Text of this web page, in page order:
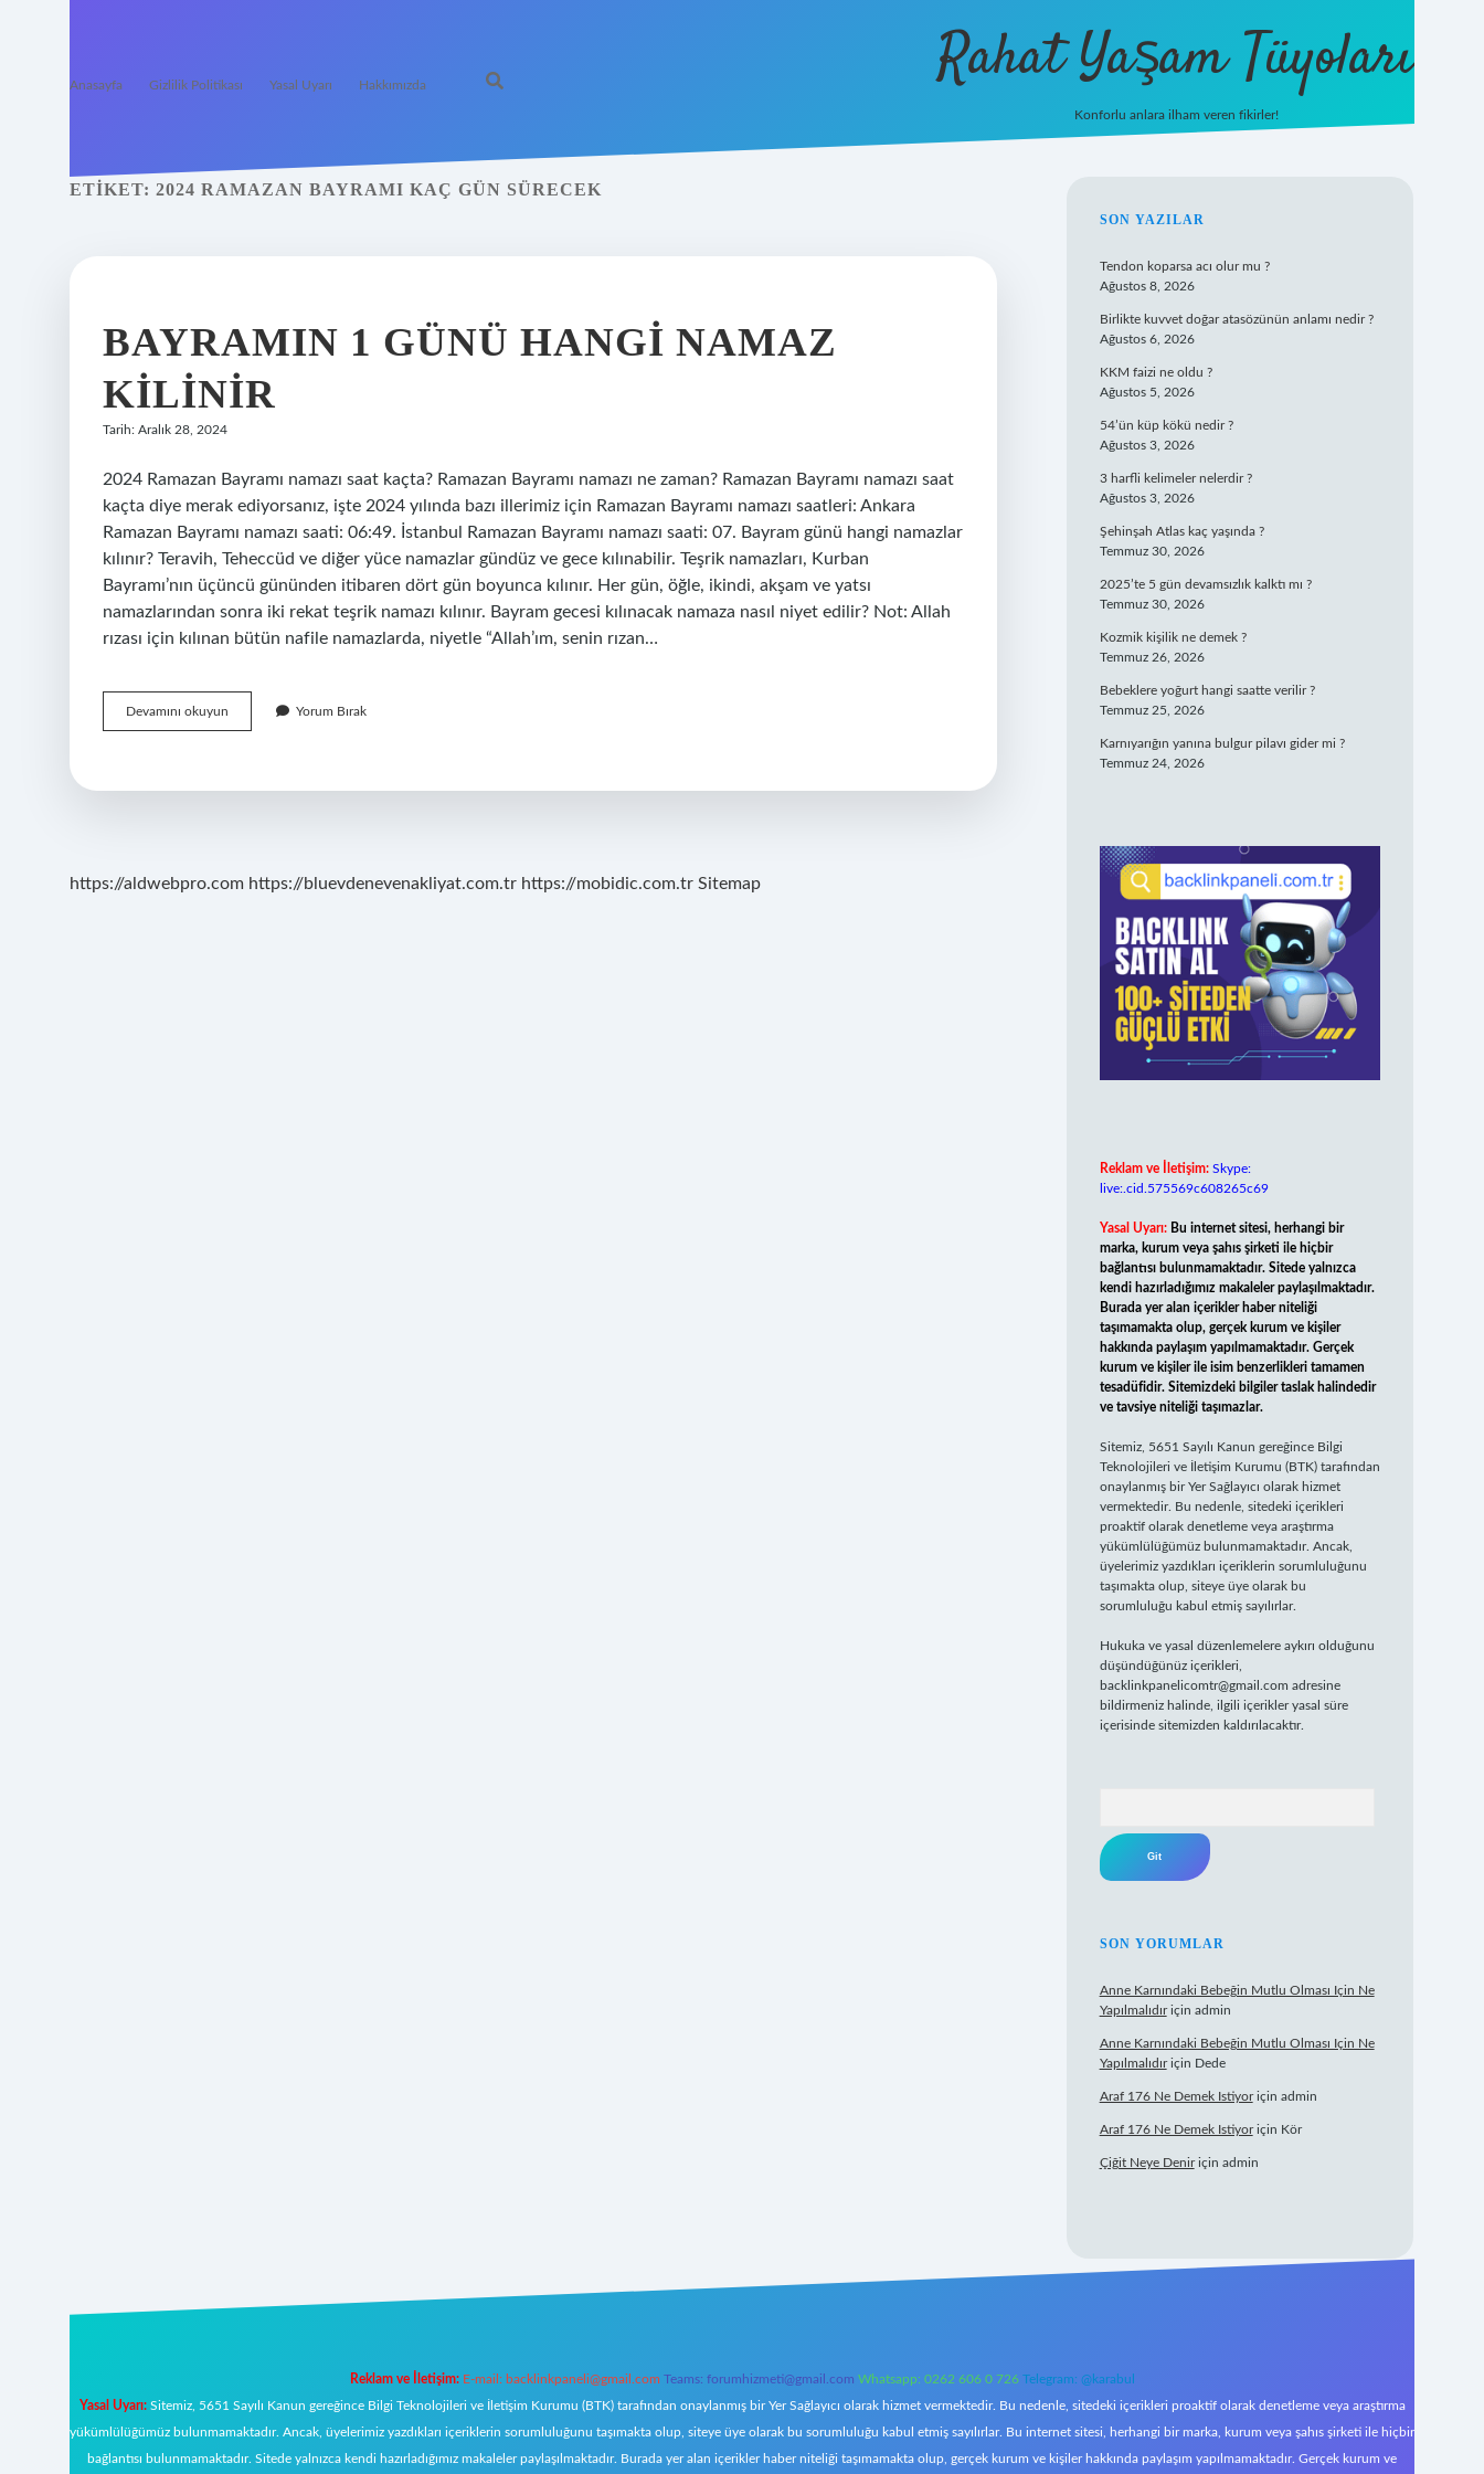
Anasayfa Gizlilik Politikası Yasal Uyarı Hakkımızda Rahat Yaşam Tüyoları
Konforlu anlara ilham veren fikirler!
ETIKET: 2024 RAMAZAN BAYRAMI KAÇ GÜN SÜRECEK
BAYRAMIN 1 GÜNÜ HANGI NAMAZ
KILINIR
Tarih: Aralık 28, 2024
2024 Ramazan Bayramı namazı saat kaçta? Ramazan Bayramı namazı ne zaman? Ramazan Bayramı namazı saat
kaçta diye merak ediyorsanız, işte 2024 yılında bazı illerimiz için Ramazan Bayramı namazı saatleri: Ankara
Ramazan Bayramı namazı saati: 06:49. İstanbul Ramazan Bayramı namazı saati: 07. Bayram günü hangi namazlar
kılınır? Teravih, Teheccüd ve diğer yüce namazlar gündüz ve gece kılınabilir. Teşrik namazları, Kurban
Bayramı’nın üçüncü gününden itibaren dört gün boyunca kılınır. Her gün, öğle, ikindi, akşam ve yatsı
namazlarından sonra iki rekat teşrik namazı kılınır. Bayram gecesi kılınacak namaza nasıl niyet edilir? Not: Allah
rızası için kılınan bütün nafile namazlarda, niyetle “Allah’ım, senin rızan…
Devamını okuyun Bayramın
1
Namaz
Yorum Bırak
https://aldwebpro.com https://bluevdenevenakliyat.com.tr https://mobidic.com.tr Sitemap
SIDEBAR
SON YAZILAR
Tendon koparsa acı olur mu ?
Ağustos 8, 2026
Birlikte kuvvet doğar atasözünün anlamı nedir ?
Ağustos 6, 2026
KKM faizi ne oldu ?
Ağustos 5, 2026
54’ün küp kökü nedir ?
Ağustos 3, 2026
3 harfli kelimeler nelerdir ?
Ağustos 3, 2026
Şehinşah Atlas kaç yaşında ?
Temmuz 30, 2026
2025’te 5 gün devamsızlık kalktı mı ?
Temmuz 30, 2026
Kozmik kişilik ne demek ?
Temmuz 26, 2026
Bebeklere yoğurt hangi saatte verilir ?
Temmuz 25, 2026
Karnıyarığın yanına bulgur pilavı gider mi ?
Temmuz 24, 2026
Reklam ve İletişim: Skype:
live:.cid.575569c608265c69
Yasal Uyarı: Bu internet sitesi, herhangi bir
marka, kurum veya şahıs şirketi ile hiçbir
bağlantısı bulunmamaktadır. Sitede yalnızca
kendi hazırladığımız makaleler paylaşılmaktadır.
Burada yer alan içerikler haber niteliği
taşımamakta olup, gerçek kurum ve kişiler
hakkında paylaşım yapılmamaktadır. Gerçek
kurum ve kişiler ile isim benzerlikleri tamamen
tesadüfidir. Sitemizdeki bilgiler taslak halindedir
ve tavsiye niteliği taşımazlar.
Sitemiz, 5651 Sayılı Kanun gereğince Bilgi
Teknolojileri ve İletişim Kurumu (BTK) tarafından
onaylanmış bir Yer Sağlayıcı olarak hizmet
vermektedir. Bu nedenle, sitedeki içerikleri
proaktif olarak denetleme veya araştırma
yükümlülüğümüz bulunmamaktadır. Ancak,
üyelerimiz yazdıkları içeriklerin sorumluluğunu
taşımakta olup, siteye üye olarak bu
sorumluluğu kabul etmiş sayılırlar.
Hukuka ve yasal düzenlemelere aykırı olduğunu
düşündüğünüz içerikleri,
backlinkpanelicomtr@gmail.com adresine
bildirmeniz halinde, ilgili içerikler yasal süre
içerisinde sitemizden kaldırılacaktır.
SON YORUMLAR
Anne Karnındaki Bebeğin Mutlu Olması Için Ne
Yapılmalıdıriçin admin
Anne Karnındaki Bebeğin Mutlu Olması Için Ne
Yapılmalıdıriçin Dede
Araf 176 Ne Demek Istiyoriçin admin
Araf 176 Ne Demek Istiyoriçin Kör
Çiğit Neye Deniriçin admin
Reklam ve İletişim: E-mail: backlinkpaneli@gmail.com Teams: forumhizmeti@gmail.com Whatsapp: 0262 606 0 726 Telegram: @karabul
Yasal Uyarı:Sitemiz, 5651 Sayılı Kanun gereğince Bilgi Teknolojileri ve İletişim Kurumu (BTK) tarafından onaylanmış bir Yer Sağlayıcı olarak hizmet vermektedir. Bu nedenle, sitedeki içerikleri proaktif olarak denetleme veya araştırma
yükümlülüğümüz bulunmamaktadır. Ancak, üyelerimiz yazdıkları içeriklerin sorumluluğunu taşımakta olup, siteye üye olarak bu sorumluluğu kabul etmiş sayılırlar. Bu internet sitesi, herhangi bir marka, kurum veya şahıs şirketi ile hiçbir
bağlantısı bulunmamaktadır. Sitede yalnızca kendi hazırladığımız makaleler paylaşılmaktadır. Burada yer alan içerikler haber niteliği taşımamakta olup, gerçek kurum ve kişiler hakkında paylaşım yapılmamaktadır. Gerçek kurum ve